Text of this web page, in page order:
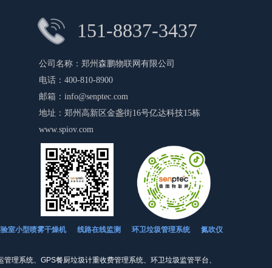
公司名称： 郑州森鹏物联网有限公司
电话： 400-810-8900
邮箱： info@senptec.com
地址： 郑州高新区金盏街16号亿达科技15栋
www.spiov.com
理系统、GPS餐厨垃圾计重收费管理系统、环卫垃圾监管平台、
151-8837-3437
室小型喷雾干燥机 线路在线监测 环卫垃圾管理系统 氮吹仪